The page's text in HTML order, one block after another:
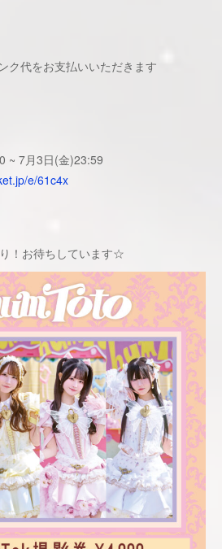
ク代をお支払いいただきます
~ 7月3日(金)23:59
e/61c4x
！お待ちしています☆